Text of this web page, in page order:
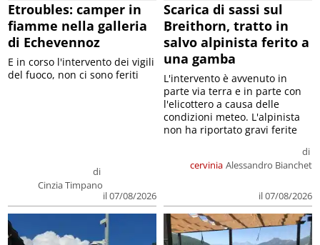
Etroubles: camper in
fiamme nella galleria
di Echevennoz
di
Cinzia Timpano
il 07/08/2026
E in corso l'intervento dei vigili
del fuoco, non ci sono feriti
Scarica di sassi sul
Breithorn, tratto in
salvo alpinista ferito a
una gamba
cervinia
di
Alessandro Bianchet
il 07/08/2026
L'intervento è avvenuto in
parte via terra e in parte con
l'elicottero a causa delle
condizioni meteo. L'alpinista
non ha riportato gravi ferite